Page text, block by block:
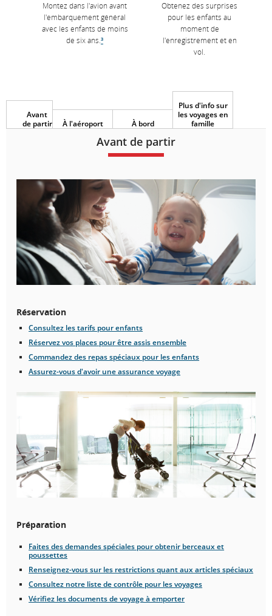
Montez dans l'avion avant
l'embarquement général
avec les enfants de moins
de six ans.³
Obtenez des surprises
pour les enfants au
moment de
l'enregistrement et en
vol.
Avant
de partir
À l'aéroport À bord
Plus d'info sur
les voyages en
famille
Avant de partir
Réservation
Voyager
avec
des
enfants
Consultez les tarifs pour enfants
Réservez vos places pour être assis ensemble
Commandez des repas spéciaux pour les enfants
Assurez-vous d'avoir une assurance voyage
Préparation
Faites des demandes spéciales pour obtenir berceaux et
poussettes
Renseignez-vous sur les restrictions quant aux articles spéciaux
Consultez notre liste de contrôle pour les voyages
Vérifiez les documents de voyage à emporter